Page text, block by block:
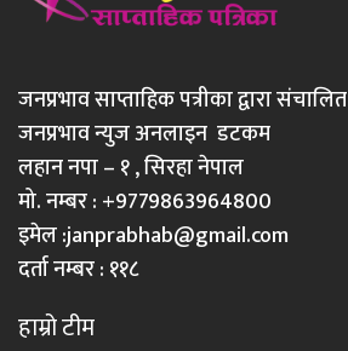
जनप्रभाव साप्ताहिक पत्रीका द्वारा संचालित
जनप्रभाव न्युज अनलाइन डटकम
लहान नपा – १ , सिरहा नेपाल
मो. नम्बर : +9779863964800
इमेल :janprabhab@gmail.com
दर्ता नम्बर : ११८
हाम्रो टीम